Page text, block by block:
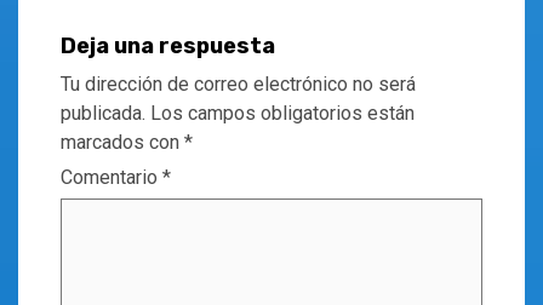
Deja una respuesta
Tu dirección de correo electrónico no será
publicada. Los campos obligatorios están
marcados con *
Comentario *